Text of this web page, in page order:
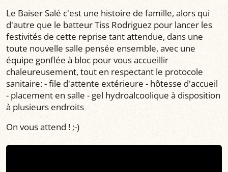
Le Baiser Salé c'est une histoire de famille, alors qui
d'autre que le batteur Tiss Rodriguez pour lancer les
festivités de cette reprise tant attendue, dans une
toute nouvelle salle pensée ensemble, avec une
équipe gonflée à bloc pour vous accueillir
chaleureusement, tout en respectant le protocole
sanitaire: - file d'attente extérieure - hôtesse d'accueil
- placement en salle - gel hydroalcoolique à disposition
à plusieurs endroits
On vous attend ! ;-)